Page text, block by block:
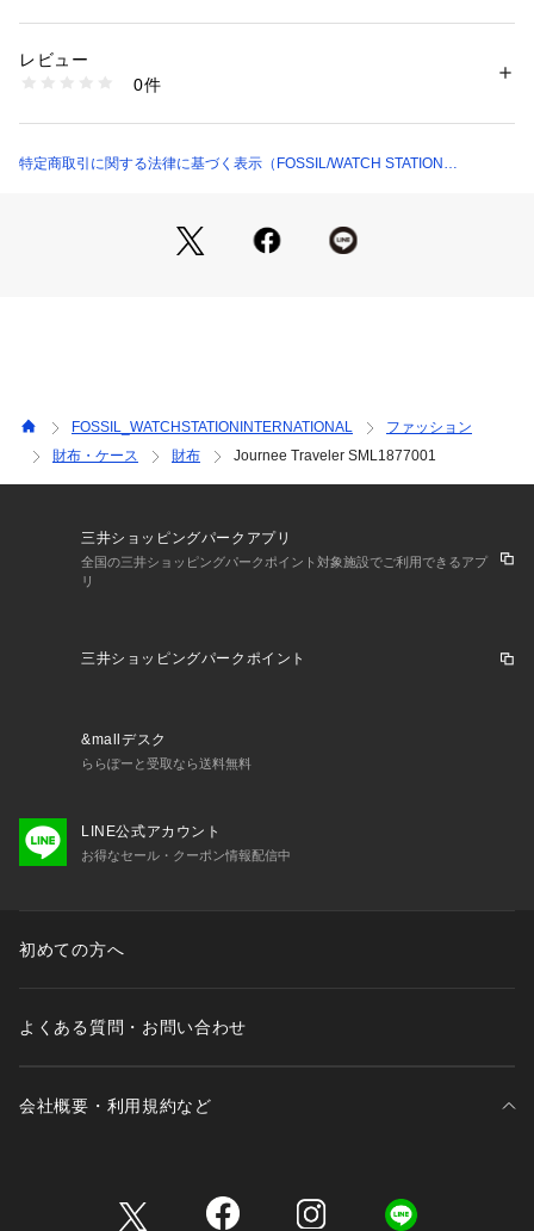
※ご覧のモニター環境、照明等により実際の商品と色味が異な
素材：表地：レザー 裏地：再生ポリエステル
商品番号：
SML1877001 （ショップ）
レビュー
0件
特定商取引に関する法律に基づく表示（FOSSIL/WATCH STATION
FOSSIL_WATCHSTATIONINTERNATIONAL
ファッション
財布・ケース
財布 Journee Traveler SML1877001
三井ショッピングパークアプリ
全国の三井ショッピングパークポイント対象施設でご利用できるアプ
リ
三井ショッピングパークポイント
&mallデスク
ららぽーと受取なら送料無料
LINE公式アカウント
お得なセール・クーポン情報配信中
初めての方へ
よくある質問・お問い合わせ
会社概要・利用規約など